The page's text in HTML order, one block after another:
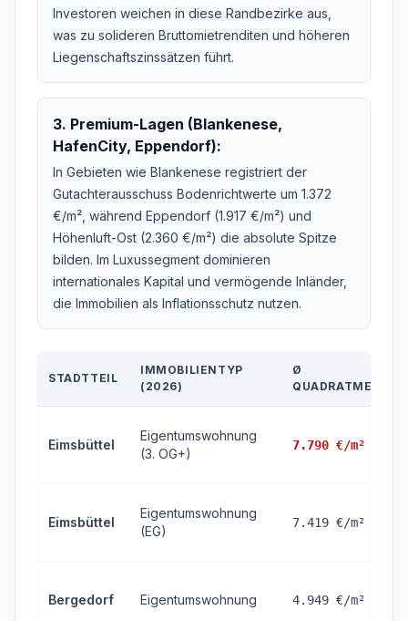
Investoren weichen in diese Randbezirke aus,
was zu solideren Bruttomietrenditen und höheren
Liegenschaftszinssätzen führt.
3. Premium-Lagen (Blankenese,
HafenCity, Eppendorf):
In Gebieten wie Blankenese registriert der
Gutachterausschuss Bodenrichtwerte um 1.372
€/m², während Eppendorf (1.917 €/m²) und
Höhenluft-Ost (2.360 €/m²) die absolute Spitze
bilden. Im Luxussegment dominieren
internationales Kapital und vermögende Inländer,
die Immobilien als Inflationsschutz nutzen.
STADTTEIL
IMMOBILIENTYP
(2026)
Ø
Eimsbüttel
Eigentumswohnung
(3. OG+)
7.790 €/m²
Eimsbüttel
Eigentumswohnung
(EG)
7.419 €/m²
Bergedorf Eigentumswohnung 4.949 €/m²